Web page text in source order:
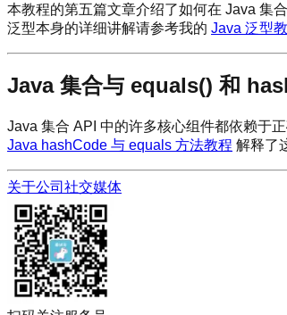
本教程的第五篇文章介绍了如何在 Java 集
泛型本身的详细讲解请参考我的 Java 泛型
Java 集合与 equals() 和
Java 集合 API 中的许多核心组件都依赖于
Java hashCode 与 equals 方法教程 解释了
关于公司 社交媒体